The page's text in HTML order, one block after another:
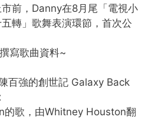
前，Danny在8月尾「電視小
轉」歌舞表演環節，首次公
寫歌曲資料~
百強的創世記 Galaxy Back
的歌，由Whitney Houston翻